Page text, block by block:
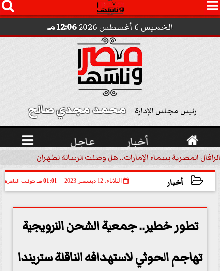
 
الخميس 6 أغسطس 2026 12:06 مـ
رئيس مجلس الإدارة محمد مجدي صالح
 أخبار عاجل 
الرافال المصرية بسماء الإمارات.. هل وصلت الرسالة لطهران؟..
أخبار الثلاثاء، 12 ديسمبر 2023 01:01 مـ بتوقيت القاهرة
تطور خطير.. جمعية الشحن النرويجية
تهاجم الحوثي لاستهدافه الناقلة ستريندا